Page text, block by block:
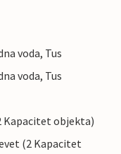
voda, Tus
voda, Tus
Kapacitet objekta)
(2 Kapacitet